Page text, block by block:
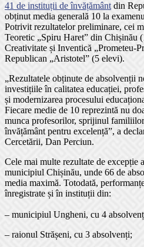
41 de instituții de învățământ din
obținut media generală 10 la
Potrivit rezultatelor preliminare, cei
Teoretic „Spiru Haret” din Chișinău
Creativitate și Inventică „Prometeu-
Republican „Aristotel” (5 elevi).
„Rezultatele obținute de absolvenții
investițiile în calitatea educației,
și modernizarea procesului
Fiecare medie de 10 reprezintă nu
munca profesorilor, sprijinul
învățământ pentru excelență”, a
Cercetării, Dan Perciun.
Cele mai multe rezultate de excepție
municipiul Chișinău, unde 66 de
media maximă. Totodată,
înregistrate și în instituții din:
– municipiul Ungheni, cu 4
– raionul Strășeni, cu 3 absolvenți;